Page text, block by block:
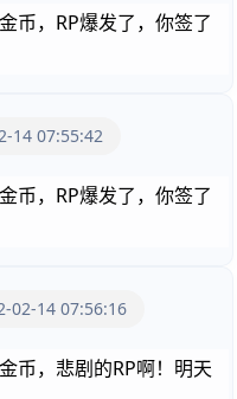
币，RP爆发了，你签了
14 07:55:42
币，RP爆发了，你签了
02-14 07:56:16
币，悲剧的RP啊！明天